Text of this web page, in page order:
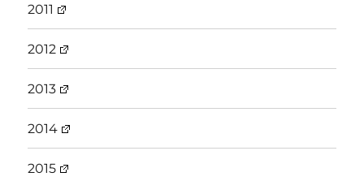
2011
2012
2013
2014
2015